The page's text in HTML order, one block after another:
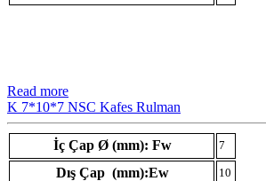
Read more
K 7*10*7 NSC Kafes Rulman
İç Çap Ø (mm): Fw 7
Dış Çap (mm):Ew 10